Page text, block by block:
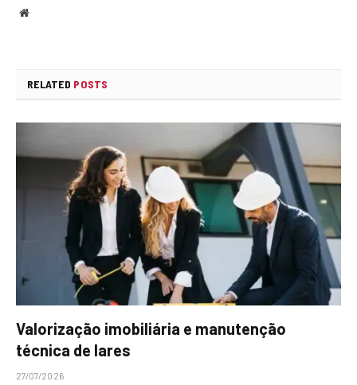
Website
RELATED POSTS
Valorização imobiliária e manutenção
técnica de lares
27/07/2026